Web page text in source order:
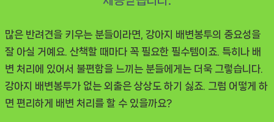
인
정
많은 반려견을 키우는 분들이라면, 강아지 배변봉투의 중요성을
잘 아실 거예요. 산책할 때마다 꼭 필요한 필수템이죠. 특히나 배
변 처리에 있어서 불편함을 느끼는 분들에게는 더욱 그렇습니다.
강아지 배변봉투가 없는 외출은 상상도 하기 싫죠. 그럼 어떻게 하
면 편리하게 배변 처리를 할 수 있을까요?